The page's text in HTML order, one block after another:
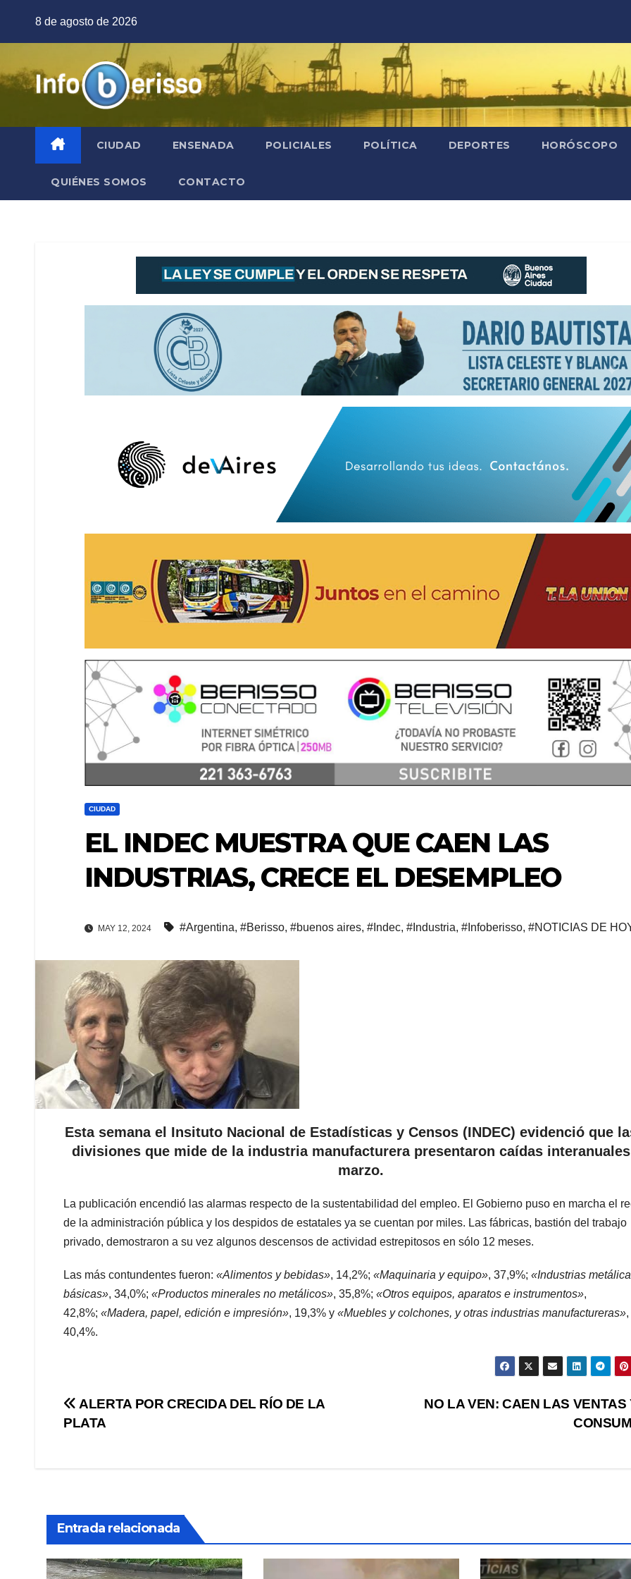
8 de agosto de 2026
CIUDAD ENSENADA POLICIALES POLÍTICA DEPORTES HORÓSCOPO
QUIÉNES SOMOS CONTACTO
CIUDAD
EL INDEC MUESTRA QUE CAEN LAS
INDUSTRIAS, CRECE EL DESEMPLEO
MAY 12, 2024 #Argentina, #Berisso, #buenos aires, #Indec, #Industria, #Infoberisso, #NOTICIAS DE
Esta semana el Insituto Nacional de Estadísticas y Censos (INDEC) evidenció que
divisiones que mide de la industria manufacturera presentaron caídas
marzo.
La publicación encendió las alarmas respecto de la sustentabilidad del empleo. El Gobierno puso en marcha el
de la administración pública y los despidos de estatales ya se cuentan por miles. Las fábricas, bastión del trabajo
privado, demostraron a su vez algunos descensos de actividad estrepitosos en sólo 12 meses.
Las más contundentes fueron: «Alimentos y bebidas», 14,2%; «Maquinaria y equipo», 37,9%; «Industrias
básicas», 34,0%; «Productos minerales no metálicos», 35,8%; «Otros equipos, aparatos e instrumentos»,
42,8%; «Madera, papel, edición e impresión», 19,3% y «Muebles y colchones, y otras industrias manufactureras»,
40,4%.
Navegación
NO LA VEN: CAEN LAS VENTAS
ALERTA POR CRECIDA DEL RÍO DE LA
PLATA
Entrada relacionada